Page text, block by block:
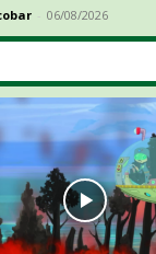
- 06/08/2026